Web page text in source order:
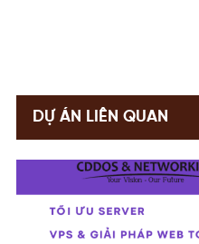
DỰ ÁN LIÊN QUAN